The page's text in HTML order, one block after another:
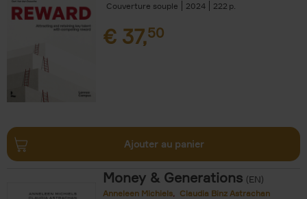
Couverture souple
2024 222
€ 37,50
Ajouter au panier
Money & Generations (EN)
Anneleen Michiels
Claudia Binz Astrachan